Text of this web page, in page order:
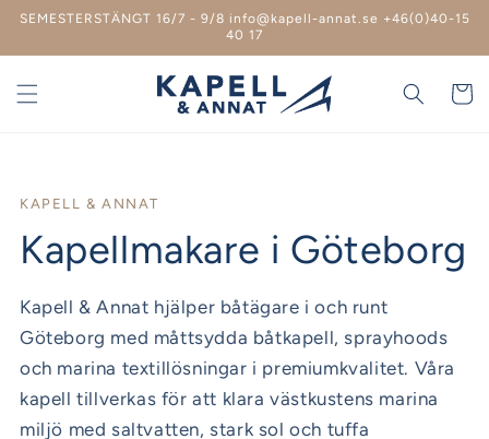
vidare
innehåll
SEMESTERSTÄNGT 16/7 - 9/8 info@kapell-annat.se +46(0)40-15
40 17
KAPELL & ANNAT
Kapellmakare i Göteborg
Kapell & Annat hjälper båtägare i och runt
Göteborg med måttsydda båtkapell, sprayhoods
och marina textillösningar i premiumkvalitet. Våra
kapell tillverkas för att klara västkustens marina
miljö med saltvatten, stark sol och tuffa